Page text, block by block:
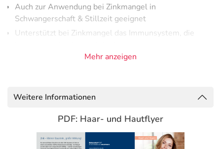
Auch zur Anwendung bei Zinkmangel in
Schwangerschaft & Stillzeit geeignet
Unterstützt bei Zinkmangel das Immunsystem, die
Zinkmangel sicher & effektiv beheben
unverzichtbar. Fehlt das wertvolle Spurenelement, wird
Krankheitserregern geschwächt. Zudem kann ein
Zinkmangel zu Hautproblemen führen und zahlreiche
Prozesse wie Zuckerstoffwechsel, Hormonproduktion
Mehr anzeigen
Weitere Informationen
PDF: Haar- und Hautflyer